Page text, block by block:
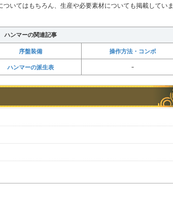
いてはもちろん、生産や必要素材についても掲載していま
ハンマーの関連記事
序盤装備
操作方法・コンボ
ハンマーの派生表 ｰ